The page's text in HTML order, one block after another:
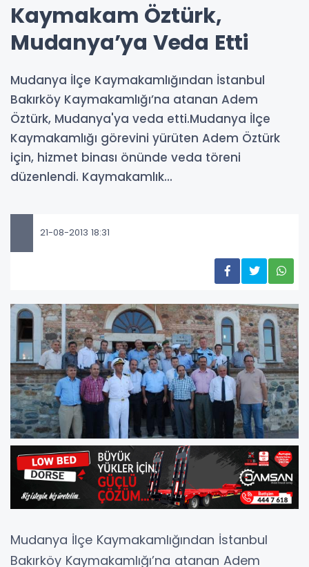
Kaymakam Öztürk,
Mudanya’ya Veda Etti
Mudanya İlçe Kaymakamlığından İstanbul
Bakırköy Kaymakamlığı’na atanan Adem
Öztürk, Mudanya'ya veda etti.Mudanya İlçe
Kaymakamlığı görevini yürüten Adem Öztürk
için, hizmet binası önünde veda töreni
düzenlendi. Kaymakamlık...
21-08-2013 18:31
Mudanya İlçe Kaymakamlığından İstanbul
Bakırköy Kaymakamlığı’na atanan Adem